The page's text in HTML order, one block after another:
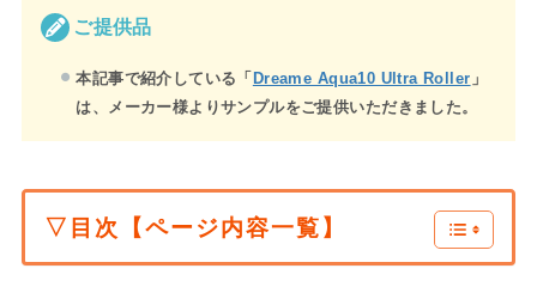
ご提供品
本記事で紹介している「Dreame Aqua10 Ultra Roller 」
は、メーカー様よりサンプルをご提供いただきました。
▽目次【ページ内容一覧】